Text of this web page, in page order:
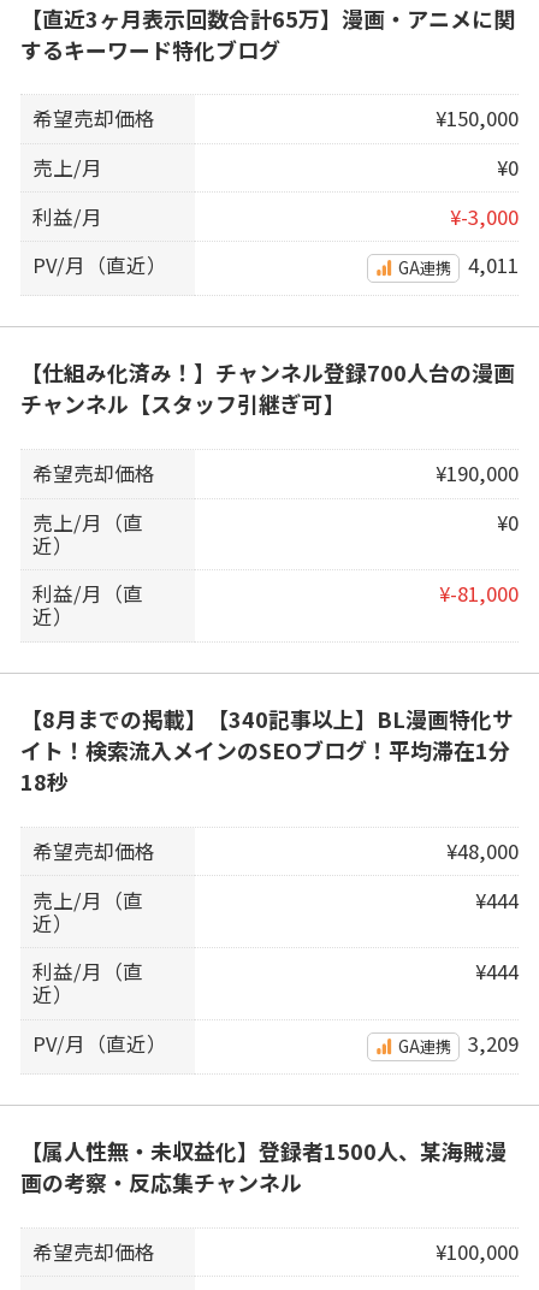
【直近3ヶ月表示回数合計65万】漫画・アニメに関
するキーワード特化ブログ
希望売却価格
¥150,000
売上/月
¥0
利益/月
¥-3,000
PV/月（直近）
GA連携 4,011
【仕組み化済み！】チャンネル登録700人台の漫画
チャンネル【スタッフ引継ぎ可】
希望売却価格
¥190,000
売上/月（直
近）
¥0
利益/月（直
近）
¥-81,000
【8月までの掲載】【340記事以上】BL漫画特化サ
イト！検索流入メインのSEOブログ！平均滞在1分
18秒
希望売却価格
¥48,000
売上/月（直
近）
¥444
利益/月（直
近）
¥444
PV/月（直近） GA連携 3,209
【属人性無・未収益化】登録者1500人、某海賊漫
画の考察・反応集チャンネル
希望売却価格
¥100,000